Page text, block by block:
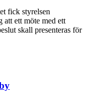
fick styrelsen
ett möte med ett
skall presenteras för